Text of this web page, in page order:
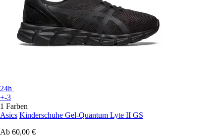
24h
+-3
1 Farben
Asics Kinderschuhe Gel-Quantum Lyte II GS
Ab 60,00 €